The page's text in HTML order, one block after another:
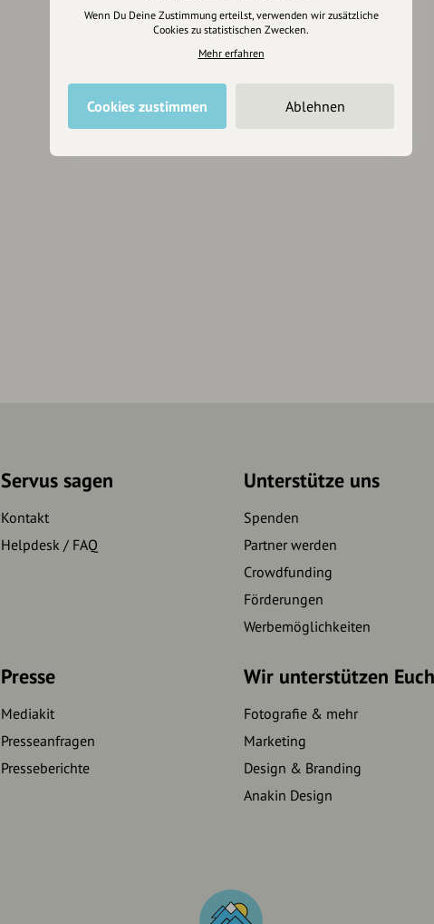
Servus sagen
Kontakt
Helpdesk / FAQ
Unterstütze uns
Spenden
Partner werden
Crowdfunding
Förderungen
Werbemöglichkeiten
Presse
Mediakit
Presseanfragen
Presseberichte
Wir unterstützen Euch
Fotografie & mehr
Marketing
Design & Branding
Anakin Design
Wenn Du Deine Zustimmung erteilst, verwenden wir zusätzliche
Cookies zu statistischen Zwecken.
Mehr erfahren
Cookies zustimmen Ablehnen